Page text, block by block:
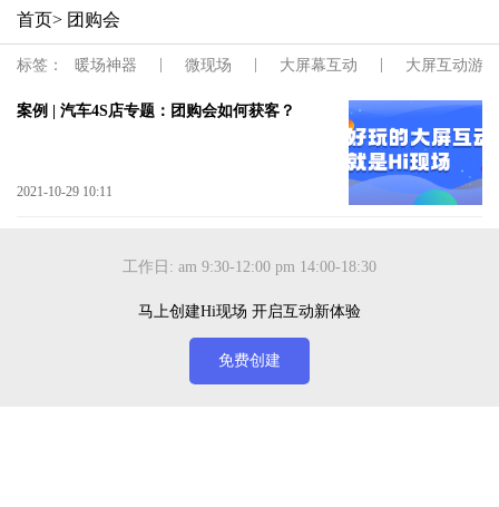
首页> 团购会
标签： 暖场神器 微现场 大屏幕互动 大屏互动游戏
案例 | 汽车4S店专题：团购会如何获客？
2021-10-29 10:11
工作日: am 9:30-12:00 pm 14:00-18:30
马上创建Hi现场 开启互动新体验
免费创建